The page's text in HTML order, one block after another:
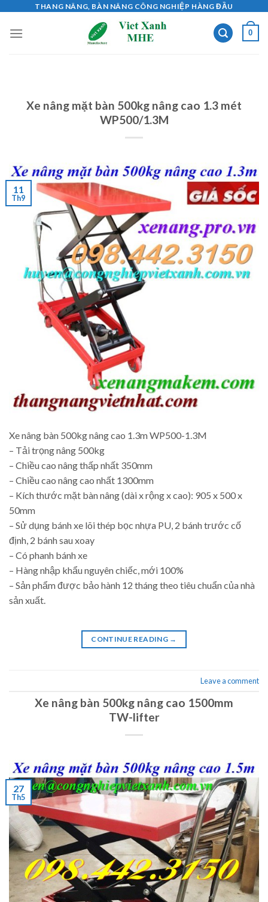
content
THANG NÂNG, BÀN NÂNG CÔNG NGHIỆP HÀNG ĐẦU
0
Xe nâng mặt bàn 500kg nâng cao 1.3 mét
WP500/1.3M
11
Th9
Xe nâng bàn 500kg nâng cao 1.3m WP500-1.3M
– Tải trọng nâng 500kg
– Chiều cao nâng thấp nhất 350mm
– Chiều cao nâng cao nhất 1300mm
– Kích thước mặt bàn nâng (dài x rộng x cao): 905 x 500 x
50mm
– Sử dụng bánh xe lõi thép bọc nhựa PU, 2 bánh trước cố
định, 2 bánh sau xoay
– Có phanh bánh xe
– Hàng nhập khẩu nguyên chiếc, mới 100%
– Sản phẩm được bảo hành 12 tháng theo tiêu chuẩn của nhà
sản xuất.
CONTINUE READING →
Leave a comment
Xe nâng bàn 500kg nâng cao 1500mm
TW-lifter
27
Th5